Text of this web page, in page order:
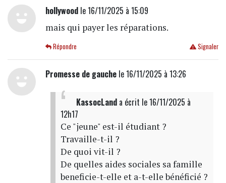
hollywoodle 16/11/2025 à 15:09
mais qui payer les réparations.
Signaler
Répondre
Promesse de gauchele 16/11/2025 à 13:26
KassocLanda écrit le 16/11/2025 à
12h17
Ce "jeune" est-il étudiant ?
Travaille-t-il ?
De quoi vit-il ?
De quelles aides sociales sa famille
beneficie-t-elle et a-t-elle bénéficié ?